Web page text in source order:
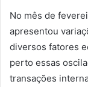
No mês de
apresentou
diversos fatores
perto essas
transações